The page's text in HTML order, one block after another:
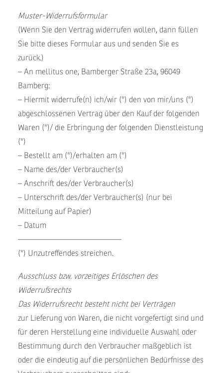
Muster-Widerrufsformular
(Wenn Sie den Vertrag widerrufen wollen, dann füllen
Sie bitte dieses Formular aus und senden Sie es
zurück.)
– An mellitus one, Bamberger Straße 23a, 96049
Bamberg:
– Hiermit widerrufe(n) ich/wir (*) den von mir/uns (*)
abgeschlossenen Vertrag über den Kauf der folgenden
Waren (*)/ die Erbringung der folgenden Dienstleistung
(*)
– Bestellt am (*)/erhalten am (*)
– Name des/der Verbraucher(s)
– Anschrift des/der Verbraucher(s)
– Unterschrift des/der Verbraucher(s) (nur bei
Mitteilung auf Papier)
– Datum
—————————————
(*) Unzutreffendes streichen.
Ausschluss bzw. vorzeitiges Erlöschen des
Widerrufsrechts
Das Widerrufsrecht besteht nicht bei Verträgen
zur Lieferung von Waren, die nicht vorgefertigt sind und
für deren Herstellung eine individuelle Auswahl oder
Bestimmung durch den Verbraucher maßgeblich ist
oder die eindeutig auf die persönlichen Bedürfnisse des